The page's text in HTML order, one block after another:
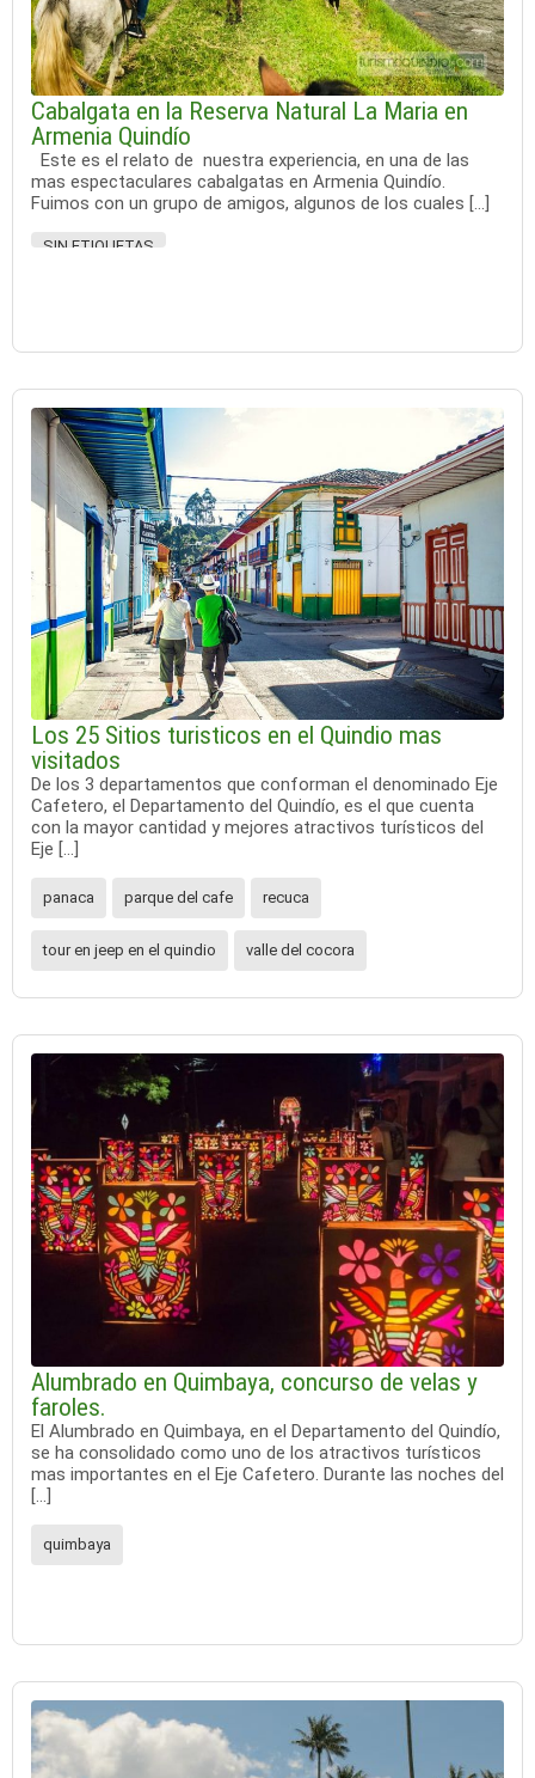
Cabalgata en la Reserva Natural La Maria en
Armenia Quindío
Este es el relato de nuestra experiencia, en una de las
mas espectaculares cabalgatas en Armenia Quindío.
Fuimos con un grupo de amigos, algunos de los cuales […]
SIN ETIQUETAS
Los 25 Sitios turisticos en el Quindio mas
visitados
De los 3 departamentos que conforman el denominado Eje
Cafetero, el Departamento del Quindío, es el que cuenta
con la mayor cantidad y mejores atractivos turísticos del
Eje […]
panaca parque del cafe recuca
tour en jeep en el quindio valle del cocora
Alumbrado en Quimbaya, concurso de velas y
faroles.
El Alumbrado en Quimbaya, en el Departamento del Quindío,
se ha consolidado como uno de los atractivos turísticos
mas importantes en el Eje Cafetero. Durante las noches del
[…]
quimbaya